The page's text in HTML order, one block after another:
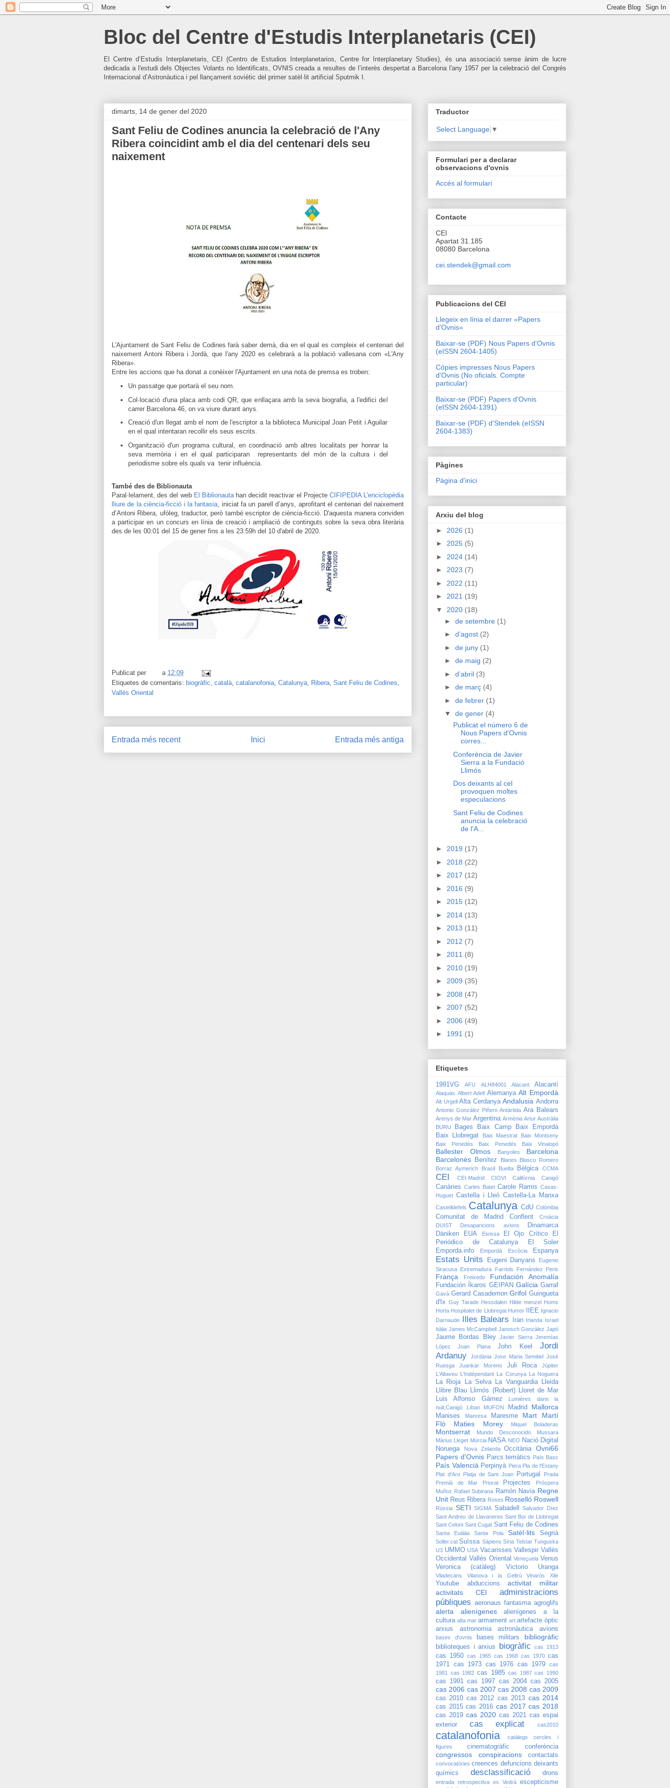
Bloc del Centre d'Estudis Interplanetaris (CEI)
El Centre d’Estudis Interplanetaris, CEI (Centro de Estudios Interplanetarios, Centre for Interplanetary Studies), és una associació sense ànim de lucre
dedicada a l'estudi dels Objectes Volants no Identificats, OVNIS creada a resultes de l’interès despertat a Barcelona l'any 1957 per la celebració del Congrés
Internacional d’Astronàutica i pel llançament soviètic del primer satèl·lit artificial Sputmik I.
dimarts, 14 de gener del 2020
Sant Feliu de Codines anuncia la celebració de l'Any
Ribera coincidint amb el dia del centenari dels seu
naixement
L'Ajuntament de Sant Feliu de Codines farà saber demà, dia en el qual es compleix el centenari del
naixement Antoni Ribera i Jordà, que l'any 2020 es celebrarà a la població vallesana com «L'Any
Ribera».
Entre les accions que ha donat a conèixer l'Ajuntament en una nota de premsa es troben:
Un passatge que portarà el seu nom.
Col·locació d'una placa amb codi QR, que enllaçara amb la seva biografia, a l'edifici del
carrer Barcelona 46, on va viure durant anys.
Creació d'un llegat amb el nom de l'escriptor a la biblioteca Municipal Joan Petit i Aguilar
en el qual intentaran recollir els seus escrits.
Organització d'un programa cultural , en coordinació amb altres localitats per honrar la
seva
memòria i en el qual participaran representants de món de la cultura i del
periodismesobre els quals va tenir influència.
També des de Biblionauta
Paral·lelament,des del web El Biblionautahan decidit reactivar el Projecte CIFIPEDIAL'enciclopèdia
lliure de la ciència-ficció i la fantasia , iniciat fa un parell d’anys, aprofitant el centenari del naixement
d’Antoni Ribera, ufòleg, traductor, però també escriptor de ciència-ficció. D'aquesta manera conviden
a participar en un concurs en línia de creació i ampliació de continguts sobre la seva obra literària
des de les 00:01 del 15 de gener fins a les 23:59h del 10 d'abril de 2020.
Publicat per a 12:09
Etiquetes de comentaris: biogràfic català catalanofonia Catalunya Ribera Sant Feliu de Codines
Vallès Oriental
Entrada més recent Entrada més antiga
Inici
Traductor
Select Language ▼
Formulari per a declarar
observacions d'ovnis
Accés al formulari
Contacte
CEI
Apartat 31.185
08080 Barcelona
cei.stendek@gmail.com
Publicacions del CEI
Llegeix en línia el darrer «Papers
d'Ovnis»
Baixar-se (PDF) Nous Papers d'Ovnis
(eISSN 2604-1405)
Còpies impresses Nous Papers
d'Ovnis (No oficials. Compte
particular)
Baixar-se (PDF) Papers d'Ovnis
(eISSN 2604-1391)
Baixar-se (PDF) d'Stendek (eISSN
2604-1383)
Pàgines
Pàgina d'inici
Arxiu del blog
► 2026 (1)
► 2025 (5)
► 2024 (14)
► 2023 (7)
► 2022 (11)
► 2021 (19)
▼ 2020 (18)
► de setembre (1)
► d’agost (2)
► de juny (1)
► de maig (2)
► d’abril (3)
► de març (4)
► de febrer (1)
▼ de gener (4)
Publicat el número 6 de
Nous Papers d'Ovnis
corres...
Conferència de Javier
Sierra a la Fundació
Llimós
Dos deixants al cel
provoquen moltes
especulacions
Sant Feliu de Codines
anuncia la celebració
de l'A...
► 2019 (17)
► 2018 (22)
► 2017 (12)
► 2016 (9)
► 2015 (12)
► 2014 (13)
► 2013 (11)
► 2012 (7)
► 2011 (8)
► 2010 (19)
► 2009 (35)
► 2008 (47)
► 2007 (52)
► 2006 (49)
► 1991 (1)
Etiquetes
1991VG AFU ALH84001 Alacant Alacantí
Alaquàs Albert Adell Alemanya Alt Empordà
Alt Urgell Alta Cerdanya Andalusia Andorra
Antonio González Piñero Antàrtida Ara Balears
Arenys de Mar Argentina Armènia Artur Austràlia
BURU
Bages Baix Camp
Baix Empordà
Baix Llobregat
Baix Maestrat
Baix Montseny
Baix Penedès
Baix Penedés Baix Vinalopó
Ballester Olmos Banyoles
Barcelona
Barcelonès
Benítez Blanes Blasco Romero
Borraz Aymerich
Brasil Buelta Bèlgica CCMA
CEI CEI-Madrid CIOVI Califòrnia Canigó
Canàries Carles Batet Carole Ramis Casas-
Huguet Castella i Lleó Castella-La Manxa
Castelldefels Catalunya CdU Colòmbia
Comunitat de Madrid Conflent
Croàcia
DUIST
Desaparicions avions
Dinamarca
Däniken
EUA Eivissa El Ojo Crítico
El
Periódico de Catalunya
El Soler
Emporda.info
Empordà Escòcia Espanya
Estats Units Eugeni Danyans
Eugenio
Siracusa Extremadura Farriols Fernández Peris
França Freixedo Fundación Anomalía
Fundación Íkaros GEIPAN Galícia Garraf
Gavà Gerard Casademon Grifol Guingueta
d'Ix Guy Tarade Hessdalen Hilde menzel Homs
Horta Hospitalet de Llobregat Humor IIEE Ignacio
Darnaude Illes Balears Iran Irlanda Israel
Itàlia James McCampbell Janosch González Japó
Jaume Bordas Bley Javier Sierra Jeremías
López
Joan Plana John Keel
Jordi
Ardanuy
Jordània Jose Maria Semitiel José
Ruesga
Juankar Moreno Juli Roca
Júpiter
L'Altaveu L'Indépendant La Corunya La Noguera
La Rioja La Selva La Vanguardia
Lleida
Llibre Blau
Llimós (Robert)
Lloret de Mar
Luis Alfonso Gámez
Lumières dans la
nuit;Canigó
Líban MUFON Madrid Mallorca
Manises Manresa Maresme Mart
Martí
Flò
Maties Morey Miquel Boladeras
Montserrat Mundo Desconocido
Mussara
Màrius Lleget Múrcia NASA NEO Nació Digital
Noruega
Nova Zelanda Occitània
Ovni66
Papers d'Ovnis Parcs temàtics País Basc
País Valencià Perpinyà Piera Pla de l'Estany
Plat d'Aro Platja de Sant Joan Portugal
Prada
Premià de Mar
Priorat Projectes
Próspera
Muñoz Rafael Subirana Ramón Navia Regne
Unit Reus Ribera Roses Rosselló Roswell
Rússia SETI SIGMA Sabadell
Salvador Díez
Sant Andreu de Llavaneres Sant Boi de Llobregat
Sant Celoni Sant Cugat Sant Feliu de Codines
Santa Eulàlia Santa Pola Satèl·lits Segrià
Soller.cat Suïssa Sàpiens Síria Telstar Tunguska
U3 UMMO USA Vacarisses Vallespir Vallès
Occidental Vallès Oriental Veneçuela Venus
Veronica (catàleg)
Victorio Uranga
Viladecans Vilanova i la Geltrú Vinaròs Xile
Youtube abduccions
activitat militar
activitats CEI
administracions
públiques aeronaus fantasma agroglifs
alerta alienígenes
alienígenes a la
cultura alta mar armament art artefacte òptic
arxius
astronomia astronàutica avions
bases d'ovnis bases militars bibliogràfic
biblioteques i arxius biogràfic cas 1913
cas 1950 cas 1965 cas 1968 cas 1970 cas
1971
cas 1973 cas 1976 cas 1979
cas
1981
cas 1982 cas 1985 cas 1987 cas 1990
cas 1991 cas 1997 cas 2004 cas 2005
cas 2006 cas 2007 cas 2008 cas 2009
cas 2010 cas 2012 cas 2013 cas 2014
cas 2015 cas 2016 cas 2017 cas 2018
cas 2019 cas 2020 cas 2021
cas espai
exterior
cas explicat cas2010
catalanofonia catàlegs
cercles i
figures
cinematogràfic conferència
congressos conspiracions contactats
convocatòries creences defuncions deixants
químics
desclassificació drons
entrada retrospectiva es Vedrà escepticisme